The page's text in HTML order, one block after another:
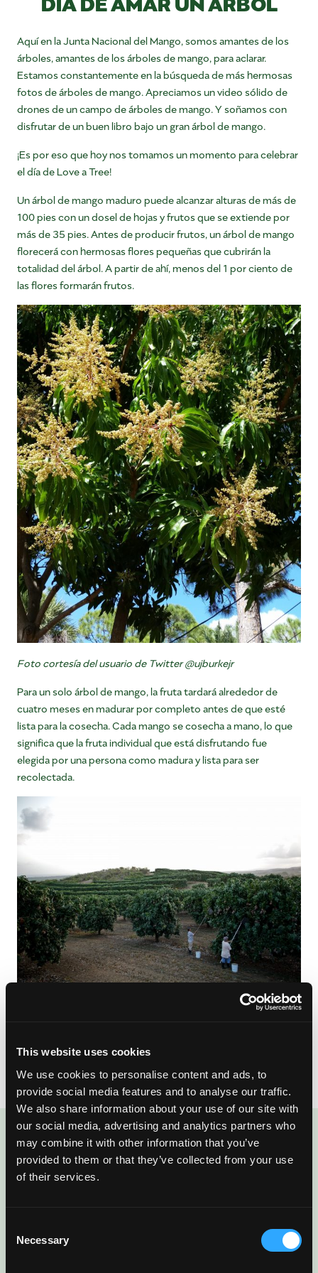
This website uses cookies
We use cookies to personalise content and ads, to
provide social media features and to analyse our traffic.
We also share information about your use of our site with
our social media, advertising and analytics partners who
may combine it with other information that you’ve
provided to them or that they’ve collected from your use
of their services.
Selection
Necessary
Aquí en la Junta Nacional del Mango, somos amantes de los
árboles, amantes de los árboles de mango, para aclarar.
Estamos constantemente en la búsqueda de más hermosas
fotos de árboles de mango. Apreciamos un video sólido de
drones de un campo de árboles de mango. Y soñamos con
disfrutar de un buen libro bajo un gran árbol de mango.
¡Es por eso que hoy nos tomamos un momento para celebrar
el día de Love a Tree!
Un árbol de mango maduro puede alcanzar alturas de más de
100 pies con un dosel de hojas y frutos que se extiende por
más de 35 pies. Antes de producir frutos, un árbol de mango
florecerá con hermosas flores pequeñas que cubrirán la
totalidad del árbol. A partir de ahí, menos del 1 por ciento de
las flores formarán frutos.
Foto cortesía del usuario de Twitter @ujburkejr
Para un solo árbol de mango, la fruta tardará alrededor de
cuatro meses en madurar por completo antes de que esté
lista para la cosecha. Cada mango se cosecha a mano, lo que
significa que la fruta individual que está disfrutando fue
elegida por una persona como madura y lista para ser
recolectada.
El árbol de mango es de hecho un árbol especial. Si bien la
cada fruta a mano. Un árbol no puede ser mejor que eso.
ENJOYED THIS POST?
There’s More Where
Sign up for our newsletter to get fresh